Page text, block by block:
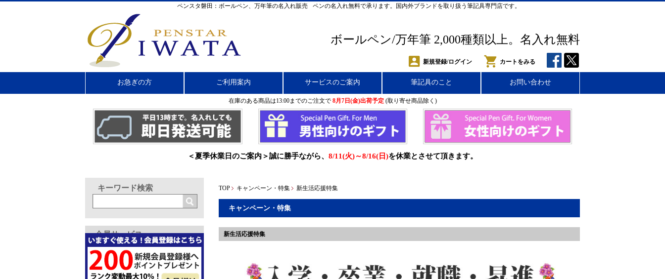
ペンスタ磐田：ボールペン、万年筆の名入れ販売 ペンの名入れ無料で承ります。国内外ブランドを取り扱う筆記具専門店です。
ボールペン/万年筆 2,000種類以上。名入れ無料
新規登録/ログイン カートをみる
お急ぎの方 ご利用案内 サービスのご案内 筆記具のこと お問い合わせ
在庫のある商品は13:00までのご注文で 8月7日(金)出荷予定(取り寄せ商品除く)
＜夏季休業日のご案内＞誠に勝手ながら、 8/11(火)～8/16(日)を休業とさせて頂きます。
TOP キャンペーン・特集 新生活応援特集
キャンペーン・特集
新生活応援特集
会員サービス